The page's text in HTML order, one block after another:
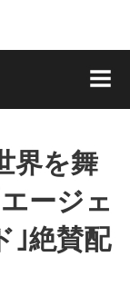
界を舞
ージェ
｣絶賛配